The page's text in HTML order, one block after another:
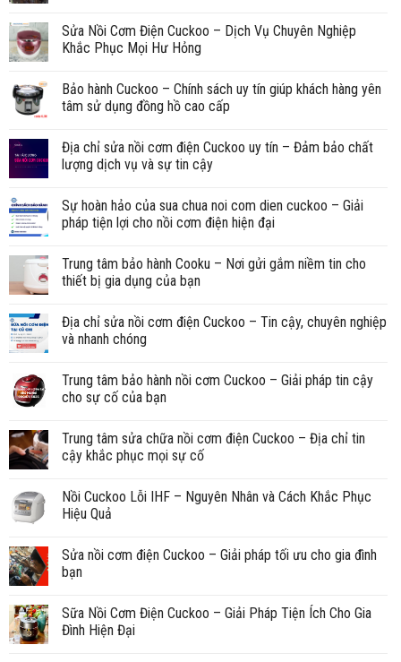
Sửa Nồi Cơm Điện Cuckoo – Dịch Vụ Chuyên Nghiệp
Khắc Phục Mọi Hư Hỏng
Bảo hành Cuckoo – Chính sách uy tín giúp khách hàng yên
tâm sử dụng đồng hồ cao cấp
Địa chỉ sửa nồi cơm điện Cuckoo uy tín – Đảm bảo chất
lượng dịch vụ và sự tin cậy
Sự hoàn hảo của sua chua noi com dien cuckoo – Giải
pháp tiện lợi cho nồi cơm điện hiện đại
Trung tâm bảo hành Cooku – Nơi gửi gắm niềm tin cho
thiết bị gia dụng của bạn
Địa chỉ sửa nồi cơm điện Cuckoo – Tin cậy, chuyên nghiệp
và nhanh chóng
Trung tâm bảo hành nồi cơm Cuckoo – Giải pháp tin cậy
cho sự cố của bạn
Trung tâm sửa chữa nồi cơm điện Cuckoo – Địa chỉ tin
cậy khắc phục mọi sự cố
Nồi Cuckoo Lỗi IHF – Nguyên Nhân và Cách Khắc Phục
Hiệu Quả
Sửa nồi cơm điện Cuckoo – Giải pháp tối ưu cho gia đình
bạn
Sữa Nồi Cơm Điện Cuckoo – Giải Pháp Tiện Ích Cho Gia
Đình Hiện Đại